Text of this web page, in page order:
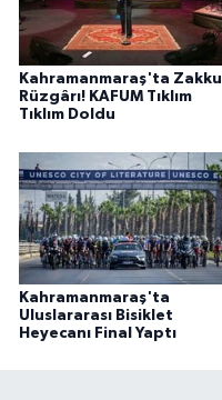
Kahramanmaraş'ta
Rüzgârı! KAFUM Tıklım
Tıklım Doldu
Kahramanmaraş'ta
Uluslararası Bisiklet
Heyecanı Final Yaptı